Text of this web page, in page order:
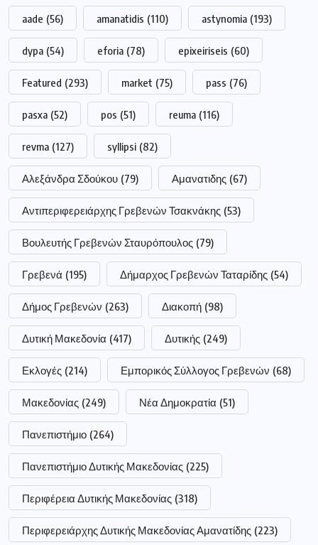
aade (56) amanatidis (110) astynomia (193)
dypa (54) eforia (78) epixeiriseis (60)
Featured (293) market (75) pass (76)
pasxa (52) pos (51) reuma (116)
revma (127) syllipsi (82)
Αλεξάνδρα Σδούκου (79) Αμανατιδης (67)
Αντιπεριφερειάρχης Γρεβενών Τσακνάκης (53)
Βουλευτής Γρεβενών Σταυρόπουλος (79)
Γρεβενά (195) Δήμαρχος Γρεβενών Ταταρίδης (54)
Δήμος Γρεβενών (263) Διακοπή (98)
Δυτική Μακεδονία (417) Δυτικής (249)
Εκλογές (214) Εμπορικός Σύλλογος Γρεβενών (68)
Μακεδονίας (249) Νέα Δημοκρατία (51)
Πανεπιστήμιο (264)
Πανεπιστήμιο Δυτικής Μακεδονίας (225)
Περιφέρεια Δυτικής Μακεδονίας (318)
Περιφερειάρχης Δυτικής Μακεδονίας Αμανατίδης (223)